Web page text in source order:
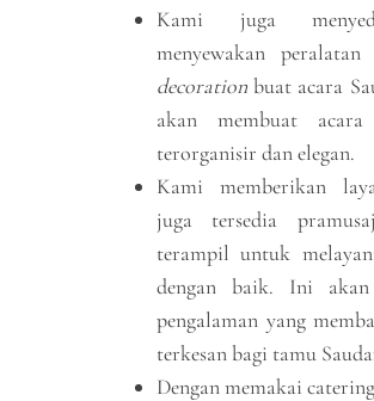
Kami juga
menyewakan
decoration buat acara
akan membuat
terorganisir dan elegan.
Kami memberikan
juga tersedia
terampil untuk
dengan baik. Ini akan
pengalaman yang
terkesan bagi tamu
Dengan memakai